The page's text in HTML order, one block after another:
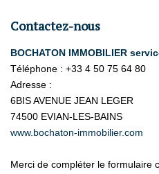
Dossier
Contactez-nous
BOCHATON IMMOBILIER
Téléphone : +33 4 50 75 64 80
Adresse :
6BIS AVENUE JEAN LEGER
74500 EVIAN-LES-BAINS
www.bochaton-immobilier.com
Merci de compléter le formulaire